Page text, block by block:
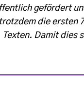
gefördert
trotzdem die ersten
Texten. Damit dies